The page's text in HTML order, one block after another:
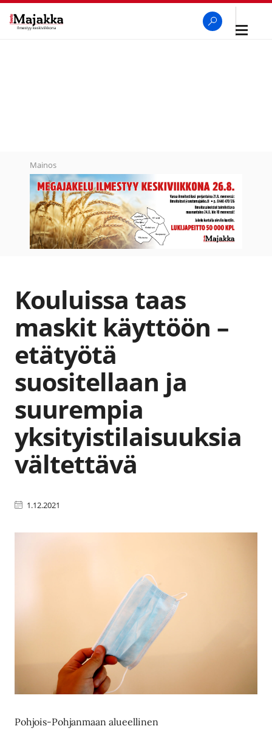
Avaa
Mainos
Kouluissa taas
maskit käyttöön –
etätyötä
suositellaan ja
suurempia
yksityistilaisuuksia
vältettävä
1.12.2021
Pohjois-Pohjanmaan alueellinen